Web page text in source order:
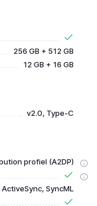
256 GB + 512 GB
12 GB + 16 GB
v2.0, Type-C
profiel (A2DP)
ActiveSync, SyncML